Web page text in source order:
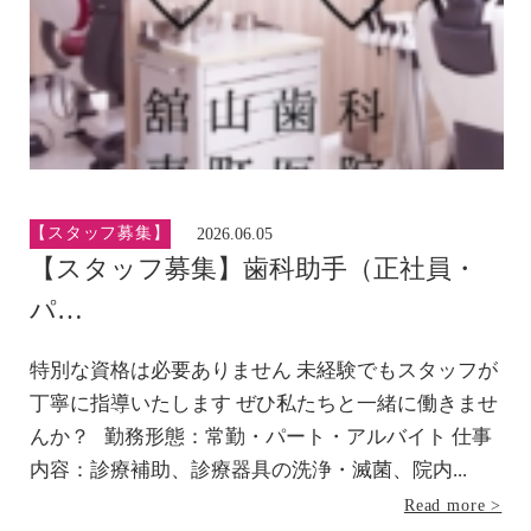
【スタッフ募集】 2026.06.05
【スタッフ募集】歯科助手（正社員・
パ…
特別な資格は必要ありません 未経験でもスタッフが
丁寧に指導いたします ぜひ私たちと一緒に働きませ
んか？ 勤務形態：常勤・パート・アルバイト 仕事
内容：診療補助、診療器具の洗浄・滅菌、院内...
Read more >